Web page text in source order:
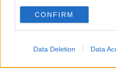
CONFIRM
Data Deletion Data
Vita & morte
Moro
Continuando, la nonna e il
Metaverso smart